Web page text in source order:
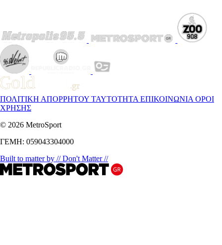
ΠΟΛΙΤΙΚΗ ΑΠΟΡΡΗΤΟΥ ΤΑΥΤΟΤΗΤΑ ΕΠΙΚΟΙΝΩΝΙΑ ΟΡΟΙ
ΧΡΗΣΗΣ
© 2026 MetroSport
ΓΕΜΗ: 059043304000
Built to matter by // Don't Matter //